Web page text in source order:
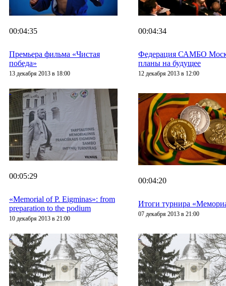
00:04:35
Премьера фильма «Чистая
победа»
13 декабря 2013 в 18:00
00:04:34
Федерация САМБО
планы на будущее
12 декабря 2013 в 12:00
00:05:29
«Memorial of P. Eigminas»: from
preparation to the podium
10 декабря 2013 в 21:00
00:04:20
Итоги турнира
07 декабря 2013 в 21:00